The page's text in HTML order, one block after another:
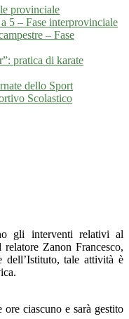
provinciale
5 – Fase interprovinciale
– Fase
pratica di karate
dello Sport
Scolastico
gli interventi relativi al
Zanon Francesco,
tale attività è
ciascuno e sarà gestito